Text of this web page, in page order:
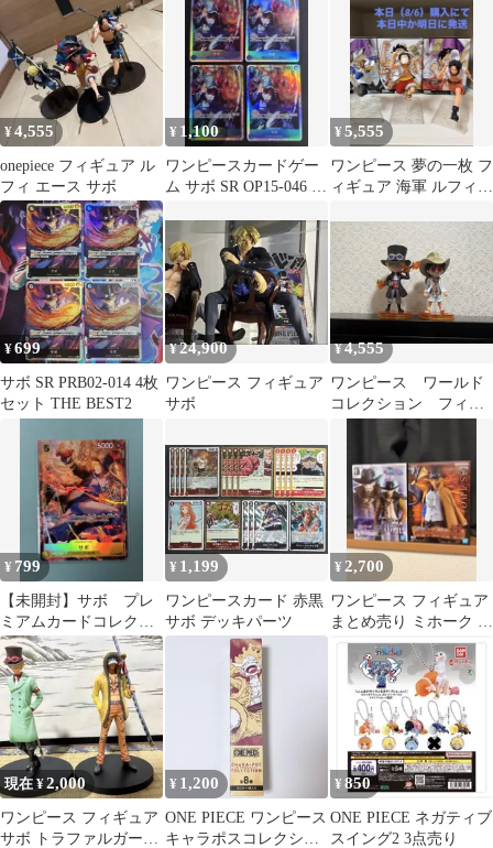
¥4,555
onepiece フィギュア ル
フィ エース サボ
¥ 1,100
ワンピースカードゲー
ム サボ SR OP15-046 4
¥5,555
ワンピース 夢の一枚 フ
ィギュア 海軍 ルフィ
¥699
サボ SR PRB02-014 4枚
セット THE BEST2
¥24,900
ワンピース フィギュア
サボ
¥4,555
ワンピース ワールド
コレクション フィル
ムゴールド ルフィ
¥ 799
【未開封】サボ プレ
ミアムカードコレクシ
ョン P-073 プロモ
¥ 1,199
ワンピースカード 赤黒
サボ デッキパーツ
¥ 2,700
ワンピース フィギュア
まとめ売り ミホーク サ
ボ 未開封
現在 ¥2,000
ワンピース フィギュア
サボ トラファルガー・
¥ 1,200
ONE PIECE ワンピース
キャラポスコレクショ
¥ 850
ONE PIECE ネガティブ
スイング2 3点売り